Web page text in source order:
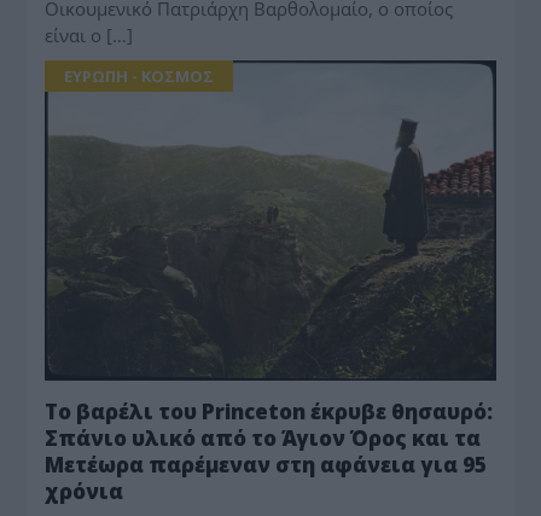
Οικουμενικό Πατριάρχη Βαρθολομαίο, ο οποίος
είναι ο […]
ΕΥΡΩΠΗ - ΚΟΣΜΟΣ
Το βαρέλι του Princeton έκρυβε θησαυρό:
Σπάνιο υλικό από το Άγιον Όρος και τα
Μετέωρα παρέμεναν στη αφάνεια για 95
χρόνια